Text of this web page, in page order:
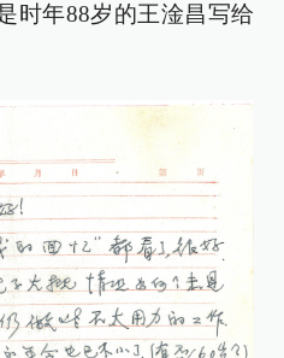
时年88岁的王淦昌写给